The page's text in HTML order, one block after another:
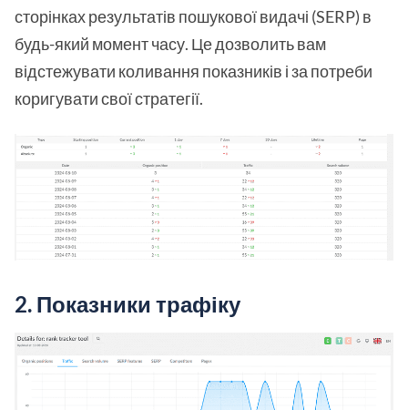
сторінках результатів пошукової видачі (SERP) в
будь-який момент часу. Це дозволить вам
відстежувати коливання показників і за потреби
коригувати свої стратегії.
2. Показники трафіку